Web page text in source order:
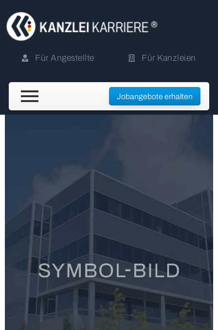
Für Angestellte Für Kanzleien
Jobangebote erhalten